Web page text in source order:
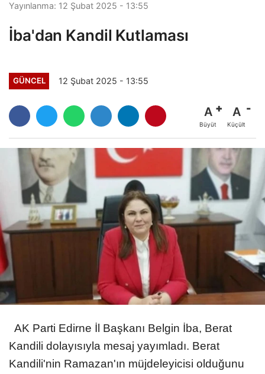
Yayınlanma: 12 Şubat 2025 - 13:55
İba'dan Kandil Kutlaması
GÜNCEL 12 Şubat 2025 - 13:55
A
Büyüt
A
Küçült
AK Parti Edirne İl Başkanı Belgin İba, Berat
Kandili dolayısıyla mesaj yayımladı. Berat
Kandili'nin Ramazan'ın müjdeleyicisi olduğunu